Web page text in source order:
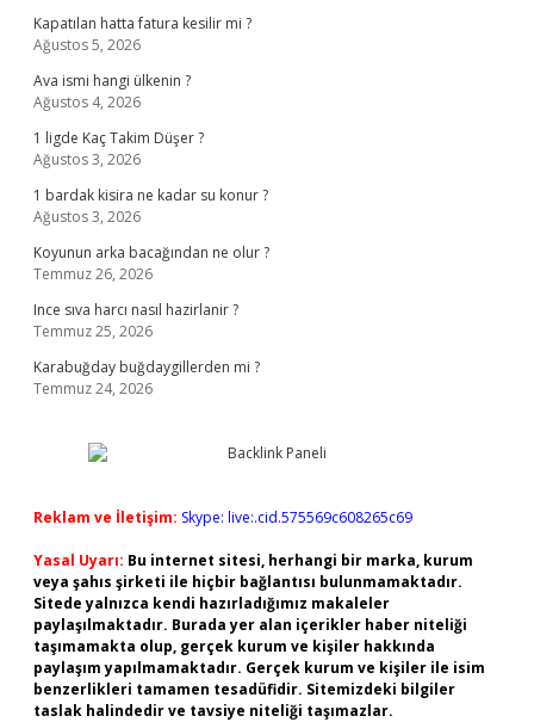
Kapatılan hatta fatura kesilir mi ?
Ağustos 5, 2026
Ava ismi hangi ülkenin ?
Ağustos 4, 2026
1 ligde Kaç Takim Düşer ?
Ağustos 3, 2026
1 bardak kisira ne kadar su konur ?
Ağustos 3, 2026
Koyunun arka bacağından ne olur ?
Temmuz 26, 2026
Ince sıva harcı nasıl hazirlanir ?
Temmuz 25, 2026
Karabuğday buğdaygillerden mi ?
Temmuz 24, 2026
Reklam ve İletişim: Skype: live:.cid.575569c608265c69
Yasal Uyarı: Bu internet sitesi, herhangi bir marka, kurum
veya şahıs şirketi ile hiçbir bağlantısı bulunmamaktadır.
Sitede yalnızca kendi hazırladığımız makaleler
paylaşılmaktadır. Burada yer alan içerikler haber niteliği
taşımamakta olup, gerçek kurum ve kişiler hakkında
paylaşım yapılmamaktadır. Gerçek kurum ve kişiler ile isim
benzerlikleri tamamen tesadüfidir. Sitemizdeki bilgiler
taslak halindedir ve tavsiye niteliği taşımazlar.